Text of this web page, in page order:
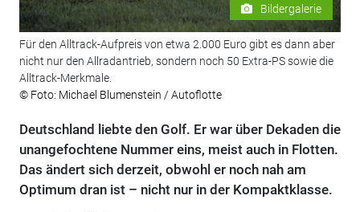
Bildergalerie
Für den Alltrack-Aufpreis von etwa 2.000 Euro gibt es dann aber
nicht nur den Allradantrieb, sondern noch 50 Extra-PS sowie die
Alltrack-Merkmale.
© Foto: Michael Blumenstein / Autoflotte
Deutschland liebte den Golf. Er war über Dekaden die
unangefochtene Nummer eins, meist auch in Flotten.
Das ändert sich derzeit, obwohl er noch nah am
Optimum dran ist – nicht nur in der Kompaktklasse.